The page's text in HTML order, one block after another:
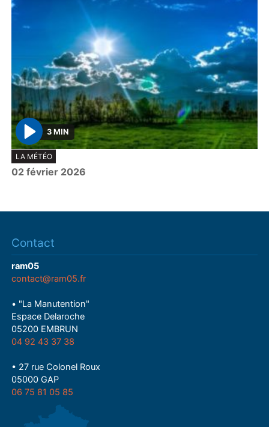
P
l
a
3 MIN
LA MÉTÉO
02 février 2026
Contact
ram05
contact@ram05.fr
• "La Manutention"
Espace Delaroche
05200 EMBRUN
04 92 43 37 38
• 27 rue Colonel Roux
05000 GAP
06 75 81 05 85